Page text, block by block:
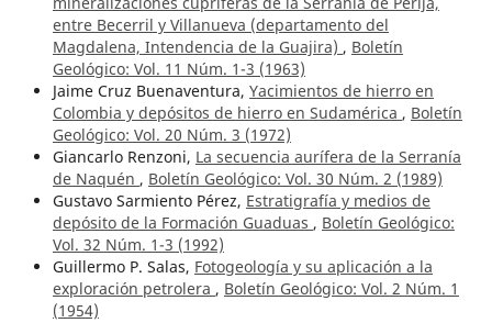
entre Becerril y Villanueva (departamento del
Magdalena, Intendencia de la Guajira) , Boletín
Geológico: Vol. 11 Núm. 1-3 (1963)
Jaime Cruz Buenaventura, Yacimientos de hierro en
Colombia y depósitos de hierro en Sudamérica , Boletín
Geológico: Vol. 20 Núm. 3 (1972)
Giancarlo Renzoni, La secuencia aurífera de la Serranía
de Naquén , Boletín Geológico: Vol. 30 Núm. 2 (1989)
Gustavo Sarmiento Pérez, Estratigrafía y medios de
depósito de la Formación Guaduas , Boletín Geológico:
Vol. 32 Núm. 1-3 (1992)
Guillermo P. Salas, Fotogeología y su aplicación a la
exploración petrolera , Boletín Geológico: Vol. 2 Núm. 1
(1954)